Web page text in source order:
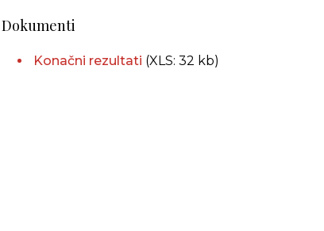
Dokumenti
Konačni rezultati (XLS: 32 kb)